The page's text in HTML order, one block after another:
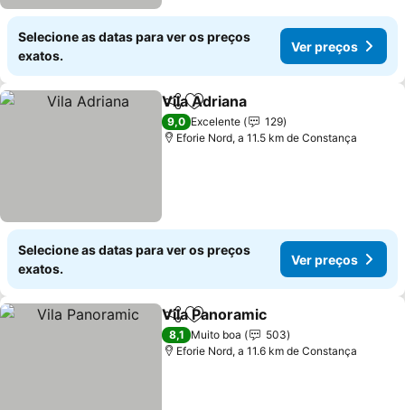
Selecione as datas para ver os preços
exatos.
Ver preços
PartilharAdicionar aos favoritos
Vila Adriana
9,0 Excelente
129
Eforie Nord, a 11.5 km de Constança
Selecione as datas para ver os preços
exatos.
Ver preços
PartilharAdicionar aos favoritos
Vila Panoramic
8,1 Muito boa
503
Eforie Nord, a 11.6 km de Constança